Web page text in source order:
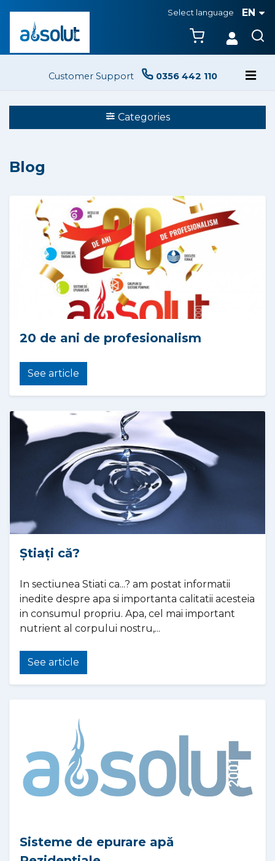
Select language EN
Customer Support 0356 442 110
Categories
Blog
20 de ani de profesionalism
See article
Știați că?
In sectiunea Stiati ca...? am postat informatii
inedite despre apa si importanta calitatii acesteia
in consumul propriu. Apa, cel mai important
nutrient al corpului nostru,...
See article
Sisteme de epurare apă